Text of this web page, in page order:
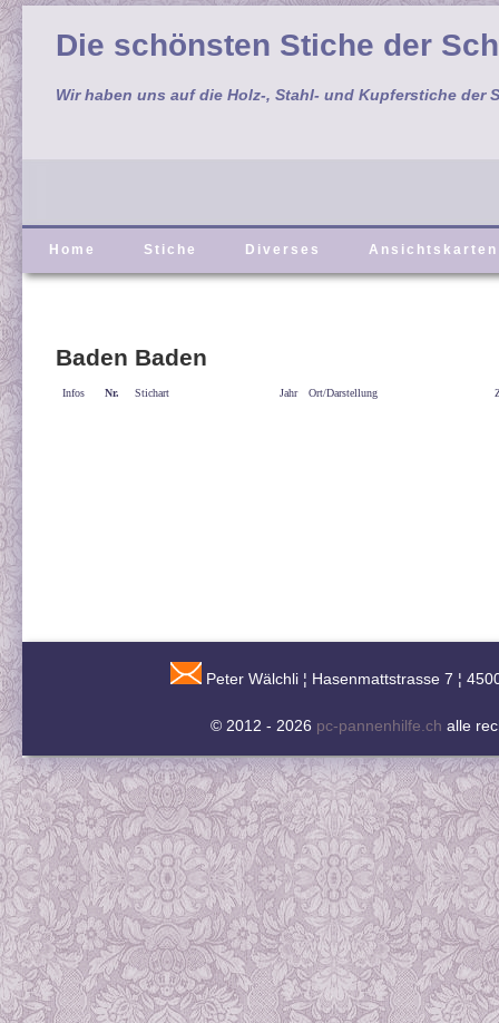
Die schönsten Stiche der
Wir haben uns auf die Holz-, Stahl- und Kupferstiche der
Home Stiche Diverses Ansichtskarten
Baden Baden
Infos Nr. Stichart Jahr Ort/Darstellung
Peter Wälchli ¦ Hasenmattstrasse 7 ¦
© 2012 - 2026 pc-pannenhilfe.ch alle